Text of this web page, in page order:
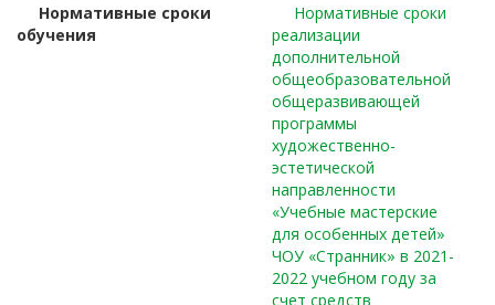
Нормативные сроки
обучения
Нормативные сроки
реализации
дополнительной
общеобразовательной
общеразвивающей
программы
художественно-
эстетической
направленности
«Учебные мастерские
для особенных детей»
ЧОУ «Странник» в 2021-
2022 учебном году за
счет средств